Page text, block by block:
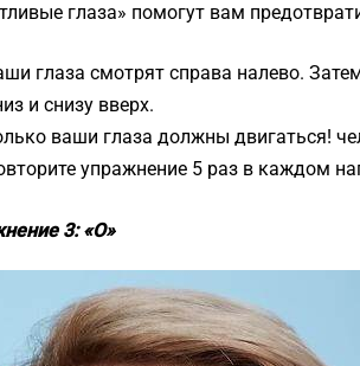
глаза» помогут вам
глаза смотрят справа налево.
и снизу вверх.
ваши глаза должны двигаться!
упражнение 5 раз в каждом
3: «O»